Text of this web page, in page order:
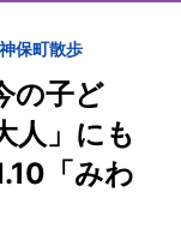
保町散歩
の子ど
人」にも
「みわ